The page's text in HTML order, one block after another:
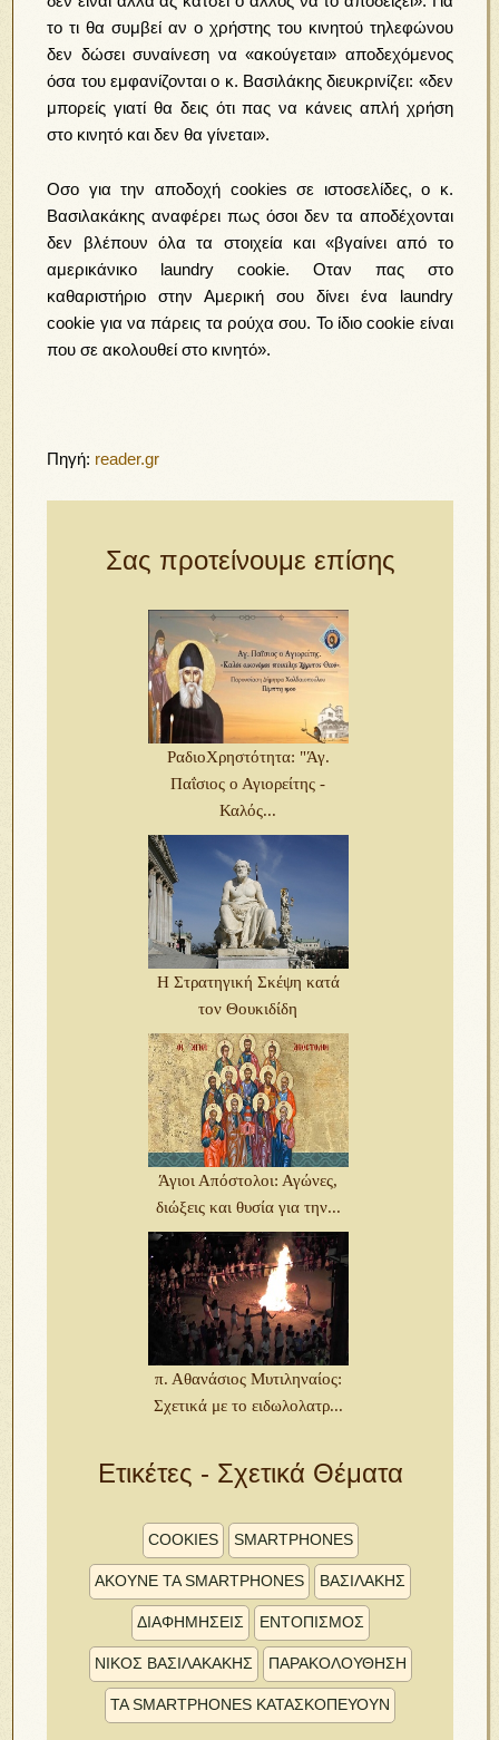
το τι θα συμβεί αν ο χρήστης του κινητού τηλεφώνου
δεν δώσει συναίνεση να «ακούγεται» αποδεχόμενος
όσα του εμφανίζονται ο κ. Βασιλάκης διευκρινίζει: «δεν
μπορείς γιατί θα δεις ότι πας να κάνεις απλή χρήση
στο κινητό και δεν θα γίνεται».
Οσο για την αποδοχή cookies σε ιστοσελίδες, ο κ.
Βασιλακάκης αναφέρει πως όσοι δεν τα αποδέχονται
δεν βλέπουν όλα τα στοιχεία και «βγαίνει από το
αμερικάνικο laundry cookie. Οταν πας στο
καθαριστήριο στην Αμερική σου δίνει ένα laundry
cookie για να πάρεις τα ρούχα σου. Το ίδιο cookie είναι
που σε ακολουθεί στο κινητό».
Πηγή: reader.gr
Σας προτείνουμε επίσης
ΡαδιοΧρηστότητα: "Άγ.
Παΐσιος ο Αγιορείτης -
Καλός...
Η Στρατηγική Σκέψη κατά
τον Θουκιδίδη
Άγιοι Απόστολοι: Αγώνες,
διώξεις και θυσία για την...
π. Αθανάσιος Μυτιληναίος:
Σχετικά με το ειδωλολατρ...
Ετικέτες - Σχετικά Θέματα
COOKIES SMARTPHONES
ΑΚΟΥΝΕ ΤΑ SMARTPHONES ΒΑΣΙΛΆΚΗΣ
ΔΙΑΦΗΜΗΣΕΙΣ ΕΝΤΟΠΙΣΜΟΣ
ΝΊΚΟΣ ΒΑΣΙΛΑΚΆΚΗΣ ΠΑΡΑΚΟΛΟΥΘΗΣΗ
ΤΑ SMARTPHONES ΚΑΤΑΣΚΟΠΕΥΟΥΝ